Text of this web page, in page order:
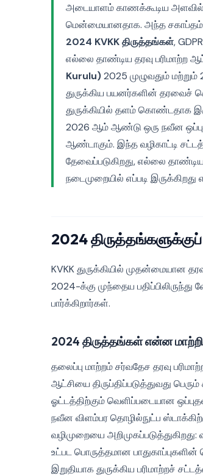
அடையாளம் காணக்கூடிய
மென்மையானதாக. அந்த சகாப்தம்
2024 KVKK திருத்தங்கள்,
எல்லை தாண்டிய தரவு பரிமாற்ற
Kurulu)2025 முழுவதும்
துருக்கிய பயனர்களின் தரவைச்
துருக்கியில் தளம் கொண்டதாக
2026 ஆம் ஆண்டு ஒரு நவீன
ஆண்டாகும். இந்த வழிகாட்டி
தேவைப்படுகிறது, எல்லை
நடைமுறையில் எப்படி இருக்கிறது
2024
KVKK துருக்கியில் முதன்மையான
2024-க்கு முந்தைய
பார்க்கிறார்கள்.
2024 திருத்தங்கள் என்ன
தலைப்பு மாற்றம் சர்வதேச தரவு
ஆட்சியை திருப்திப்படுத்துவது
ஓட்டத்திற்கும் வெளிப்படையான
நவீன விளம்பர தொழில்நுட்ப
வழிமுறையை
உட்பட பொருத்தமான பாதுகாப்புகளின்
இறுதியாக துருக்கிய பரிமாற்றச்